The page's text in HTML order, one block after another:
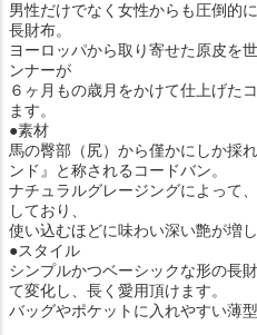
男性だけでなく女性からも圧倒的
長財布。
ヨーロッパから取り寄せた原皮を
ンナーが
６ヶ月もの歳月をかけて仕上げた
ます。
●素材
馬の臀部（尻）から僅かにしか採
ンド』と称されるコードバン。
ナチュラルグレージングによって
しており、
使い込むほどに味わい深い艶が増し
●スタイル
シンプルかつベーシックな形の長
て変化し、長く愛用頂けます。
バッグやポケットに入れやすい薄型